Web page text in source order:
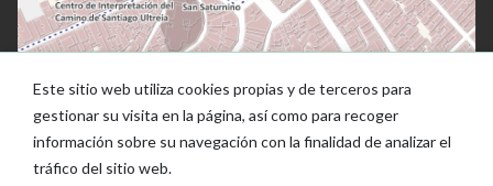
Este sitio web utiliza cookies propias y de terceros para
gestionar su visita en la página, así como para recoger
información sobre su navegación con la finalidad de analizar el
tráfico del sitio web.